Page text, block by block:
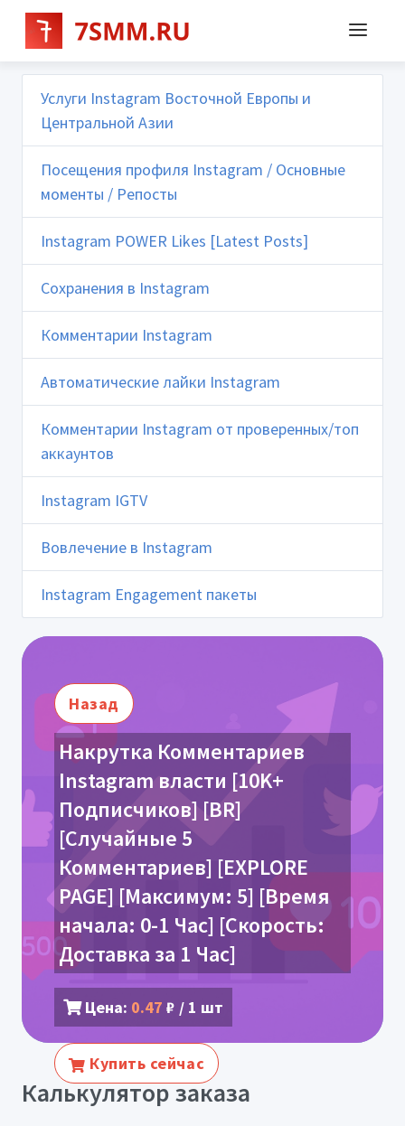
Услуги Instagram Восточной Европы и
Центральной Азии
Посещения профиля Instagram / Основные
моменты / Репосты
Instagram POWER Likes [Latest Posts]
Сохранения в Instagram
Комментарии Instagram
Автоматические лайки Instagram
Комментарии Instagram от проверенных/топ
аккаунтов
Instagram IGTV
Вовлечение в Instagram
Instagram Engagement пакеты
Назад
Накрутка Комментариев
Instagram власти [10K+
Подписчиков] [BR]
[Случайные 5
Комментариев] [EXPLORE
PAGE] [Максимум: 5] [Время
начала: 0-1 Час] [Скорость:
Доставка за 1 Час]
Цена: 0.47 ₽ / 1 шт
Купить сейчас
Калькулятор заказа